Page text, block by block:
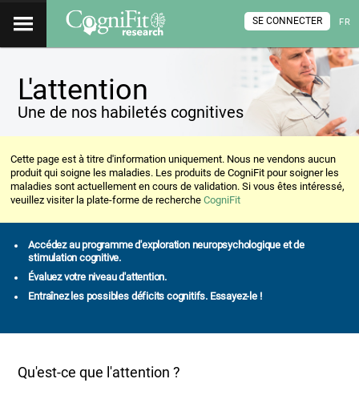
FR
SE CONNECTER
L'attention
Une de nos habiletés cognitives
Cette page est à titre d'information uniquement. Nous ne vendons aucun
produit qui soigne les maladies. Les produits de CogniFit pour soigner les
maladies sont actuellement en cours de validation. Si vous êtes intéressé,
veuillez visiter la plate-forme de rechercheCogniFit
Accédez au programme d'exploration neuropsychologique et de
stimulation cognitive.
Évaluez votre niveau d'attention.
Entraînez les possibles déficits cognitifs. Essayez-le !
Qu'est-ce que l'attention ?